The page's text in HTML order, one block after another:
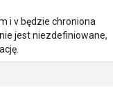
i v będzie chroniona
jest niezdefiniowane,